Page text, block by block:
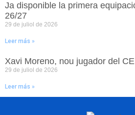
Ja disponible la primera
26/27
29 de juliol de 2026
Leer más »
Xavi Moreno, nou jugador del CE
29 de juliol de 2026
Leer más »